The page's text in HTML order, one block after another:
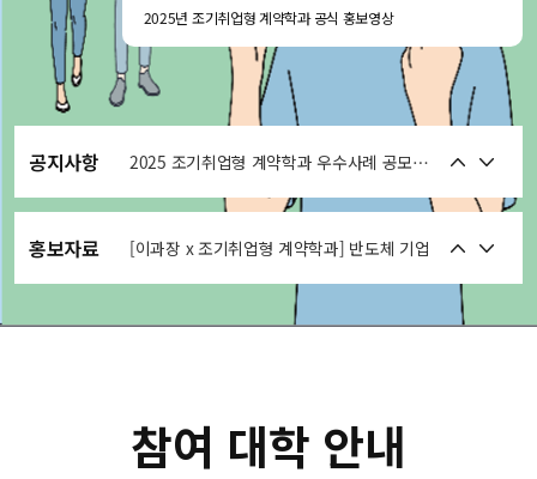
2025년 조기취업형 계약학과 공식 홍보영상
공지사항 2025 조기취업형 계약학과 우수사례 공모전 개최 안내
홍보자료
2024학년도 전체 참여 대학 공동 입시설명회
2026학년도 진로진학교사 입시설명회 자료
[이과장 x 조기취업형 계약학과] 반도체 기업
[이과장 x 조기취업형 계약학과] 호텔
참여 대학 안내